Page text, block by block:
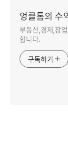
엉클톰의 수
부동산,경제,창
합니다.
구독하기